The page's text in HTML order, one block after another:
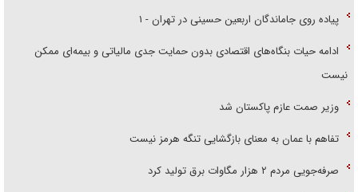
پیاده روی جاماندگان اربعین حسینی در تهران - ۱
ادامه حیات بنگاه‌های اقتصادی بدون حمایت جدی مالیاتی و بیمه‌ای ممکن
نیست
وزیر صمت عازم پاکستان شد
تفاهم با عمان به معنای بازگشایی تنگه هرمز نیست
صرفه‌جویی مردم ۲ هزار مگاوات برق تولید کرد